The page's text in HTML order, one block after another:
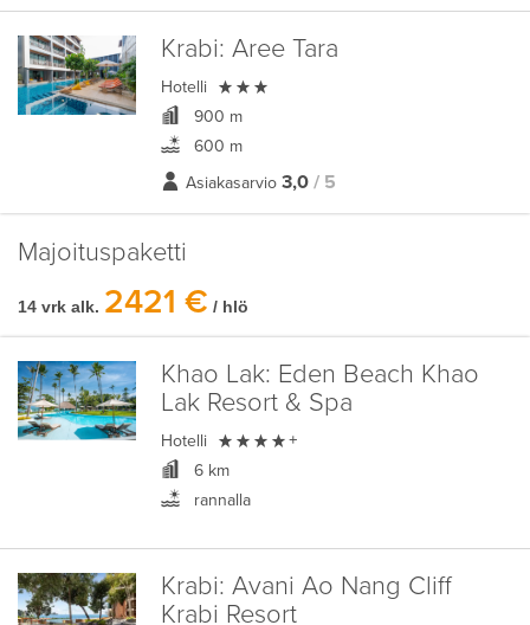
Krabi: Aree Tara
Hotelli 
900 m
600 m
Asiakasarvio 3,0 / 5
Majoituspaketti
14 vrk alk. 2421 € / hlö
Khao Lak: Eden Beach Khao
Lak Resort & Spa
Hotelli  +
6 km
rannalla
Krabi: Avani Ao Nang Cliff
Krabi Resort